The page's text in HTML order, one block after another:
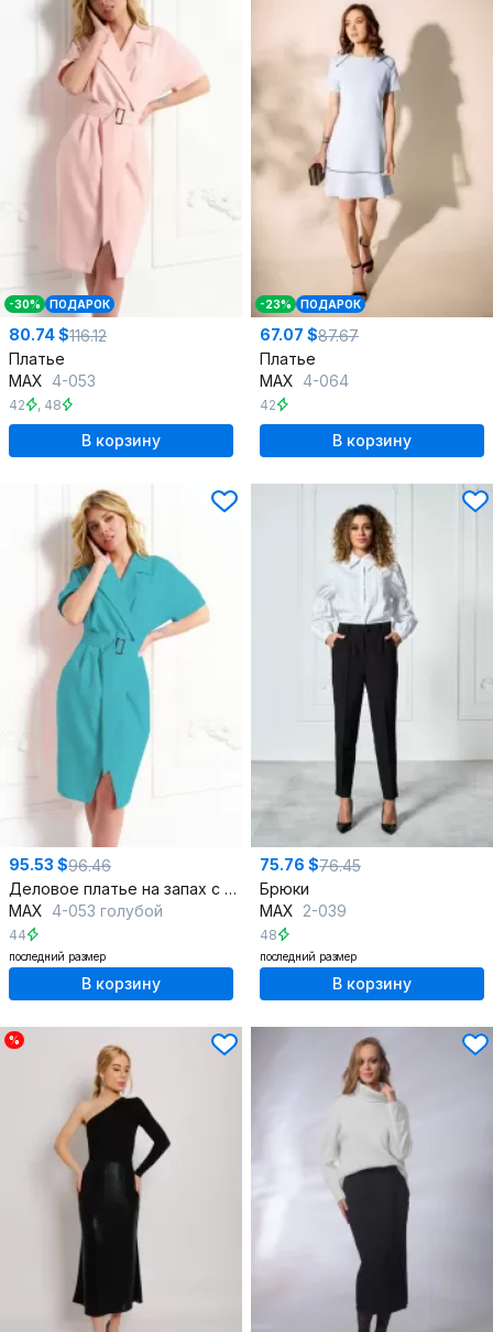
-30% ПОДАРОК
80.74 $116.12
Платье
MAX 4-053
42 , 48
В корзину
-23% ПОДАРОК
67.07 $87.67
Платье
MAX 4-064
42
В корзину
95.53 $96.46
Деловое платье на запах с карманами и двубортной застёжкой
MAX 4-053 голубой
44
последний размер
В корзину
75.76 $76.45
Брюки
MAX 2-039
48
последний размер
В корзину
%